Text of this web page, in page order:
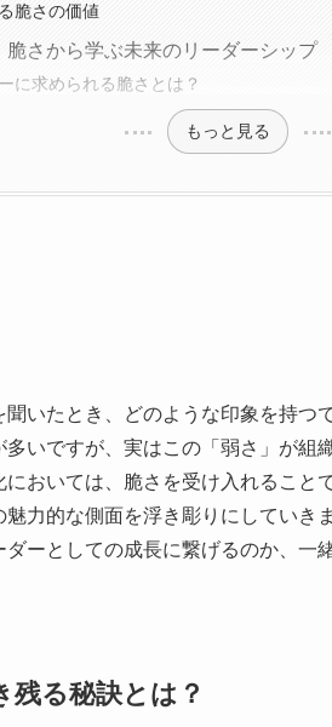
脆さの価値
脆さから学ぶ未来のリーダーシップ
に求められる脆さとは？
もっと見る
いたとき、どのような印象を持つ
いですが、実はこの「弱さ」が組
おいては、脆さを受け入れること
力的な側面を浮き彫りにしていき
ダーとしての成長に繋げるのか、一
残る秘訣とは？